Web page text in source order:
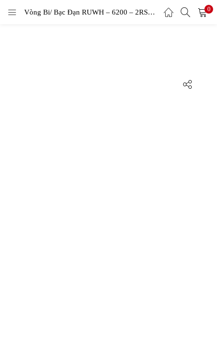
Vòng Bi/ Bạc Đạn RUWH – 6200 – 2RS1-C3 0
LOGIN